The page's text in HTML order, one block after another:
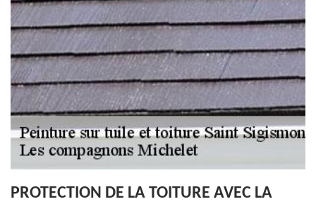
PROTECTION DE LA TOITURE AVEC LA